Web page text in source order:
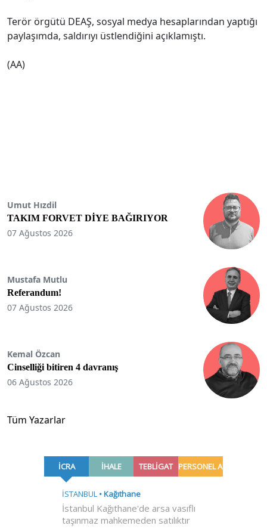
Terör örgütü DEAŞ, sosyal medya hesaplarından yaptığı
paylaşımda, saldırıyı üstlendiğini açıklamıştı.
(AA)
Umut Hızdil
TAKIM FORVET DİYE BAĞIRIYOR
07 Ağustos 2026
Mustafa Mutlu
Referandum!
07 Ağustos 2026
Kemal Özcan
Cinselliği bitiren 4 davranış
06 Ağustos 2026
Tüm Yazarlar